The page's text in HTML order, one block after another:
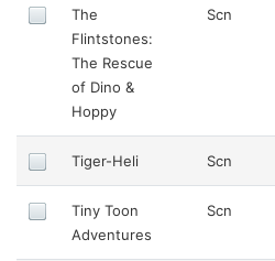
The
Flintstones:
The Rescue
of Dino &
Hoppy
Scn
Tiger-Heli Scn
Tiny Toon
Adventures
Scn